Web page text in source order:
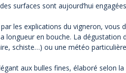
surfaces sont aujourd’hui
les explications du vigneron, vous
en bouche. La dégustation
schiste…) ou une météo
aux bulles fines, élaboré selon